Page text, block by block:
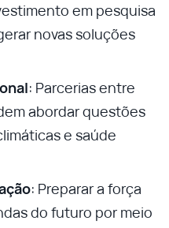
em pesquisa
novas soluções
: Parcerias entre
abordar questões
e saúde
: Preparar a força
do futuro por meio